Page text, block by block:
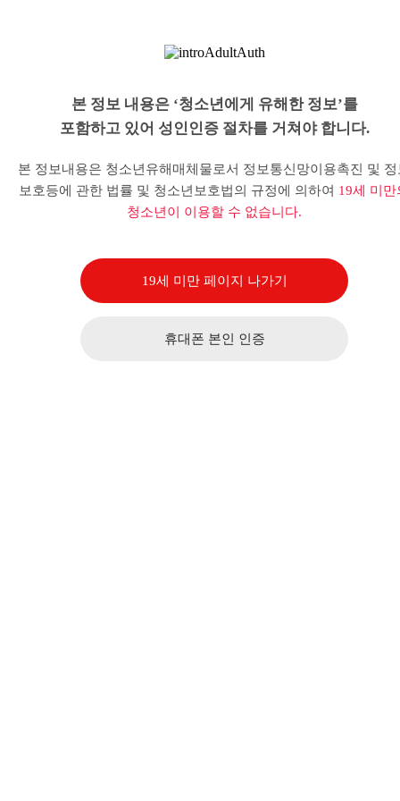
본 정보 내용은 ‘청소년에게 유해한 정보’를
포함하고 있어 성인인증 절차를 거쳐야 합니다.
본 정보내용은 청소년유해매체물로서 정보통신망이용촉진 및 정
보호등에 관한 법률 및 청소년보호법의 규정에 의하여 19세 미만
청소년이 이용할 수 없습니다.
19세 미만 페이지 나가기
휴대폰 본인 인증